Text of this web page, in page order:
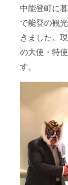
中能登町に
で能登の観
きました。
の大使・特
す。